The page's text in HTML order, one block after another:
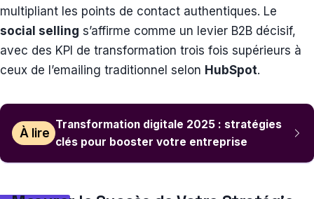
multipliant les points de contact authentiques. Le
social selling s’affirme comme un levier B2B décisif,
avec des KPI de transformation trois fois supérieurs à
ceux de l’emailing traditionnel selon HubSpot.
À lire
Transformation digitale 2025 : stratégies
clés pour booster votre entreprise